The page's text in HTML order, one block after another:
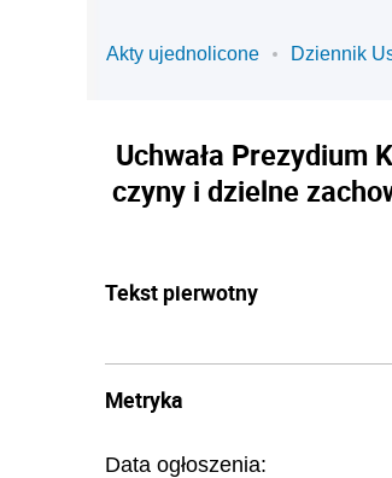
Akty ujednolicone Dziennik
Uchwała Prezydium
czyny i dzielne
Tekst pierwotny
Metryka
Data ogłoszenia: